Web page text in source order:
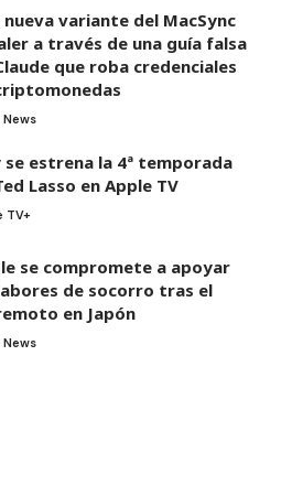
nueva variante del MacSync
a través de una guía falsa
que roba credenciales
News
se estrena la 4ª temporada
Lasso en Apple TV
TV+
se compromete a apoyar
de socorro tras el
en Japón
News